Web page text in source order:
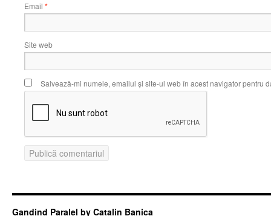
Email *
Site web
Salvează-mi numele, emailul și site-ul web în acest navigator pentru
Gandind Paralel by Catalin Banica